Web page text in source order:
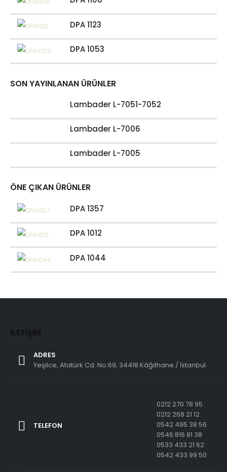
DPA 1123
DPA 1053
SON YAYINLANAN ÜRÜNLER
Lambader L-7051-7052
Lambader L-7006
Lambader L-7005
ÖNE ÇIKAN ÜRÜNLER
DPA 1357
DPA 1012
DPA 1044
İLETIŞIM
ADRES
Yeşilce, Atatürk Cd. No:69, 34418 Kâğıthane / İstanbul
TELEFON
0212 270 78 95
0212 268 21 12
0542 495 38 56
0546 816 81 38
0533 433 21 62
0542 433 99 50